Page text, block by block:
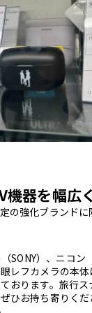
機器を幅広
の強化ブランド
SONY）、ニコ
レフカメラの本
おります。旅行
ひお持ち寄りくだ